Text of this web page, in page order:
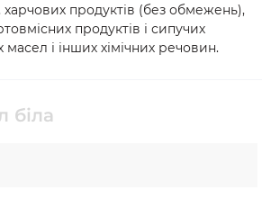
продуктів (без обмежень),
продуктів і сипучих
і інших хімічних речовин.
біла